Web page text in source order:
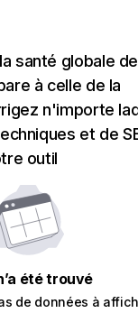
santé globale
à celle de la
n'importe
et de
outil
été trouvé
de données à